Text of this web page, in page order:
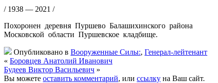
/ 1938 — 2021 /
Похоронен деревня Пуршево Балашихинского района
Московской области Пуршевское кладбище.
Опубликовано в Вооруженные Силы:, Генерал-лейтенант
« Боровцев Анатолий Иванович
Будеев Виктор Васильевич »
Вы можете оставить комментарий, или ссылку на Ваш сайт.